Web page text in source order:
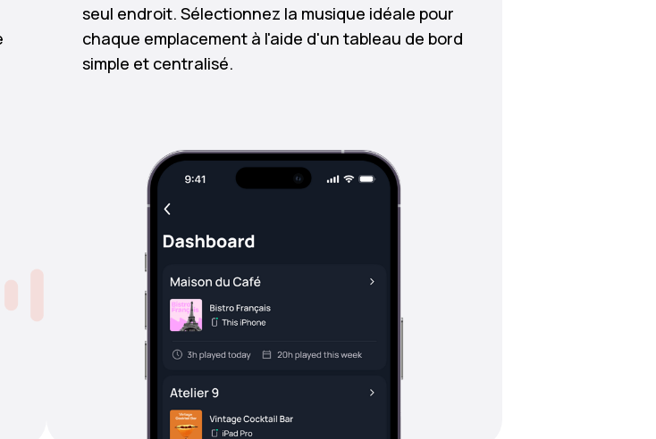
seul endroit. Sélectionnez la musique idéale pour
chaque emplacement à l'aide d'un tableau de bord
simple et centralisé.